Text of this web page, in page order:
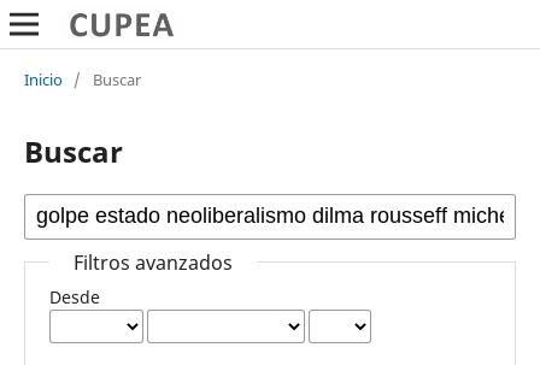
Inicio / Buscar
Buscar
Filtros avanzados
Desde